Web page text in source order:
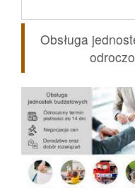
Obsługa